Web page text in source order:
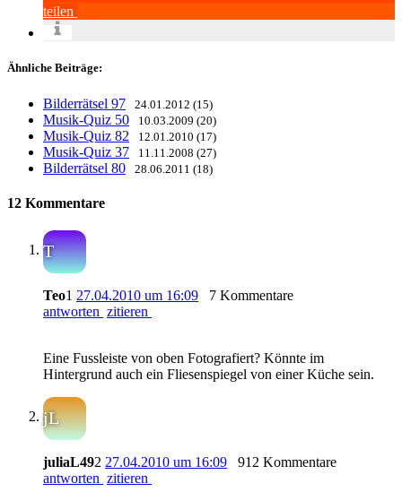
teilen
Ähnliche Beiträge:
Bilderrätsel 97 24.01.2012 (15)
Musik-Quiz 50 10.03.2009 (20)
Musik-Quiz 82 12.01.2010 (17)
Musik-Quiz 37 11.11.2008 (27)
Bilderrätsel 80 28.06.2011 (18)
12 Kommentare
T
Teo1 27.04.2010 um 16:09
7 Kommentare
antworten zitieren
Eine Fussleiste von oben Fotografiert? Könnte im
Hintergrund auch ein Fliesenspiegel von einer Küche sein.
jL
juliaL492 27.04.2010 um 16:09
912 Kommentare
antworten zitieren